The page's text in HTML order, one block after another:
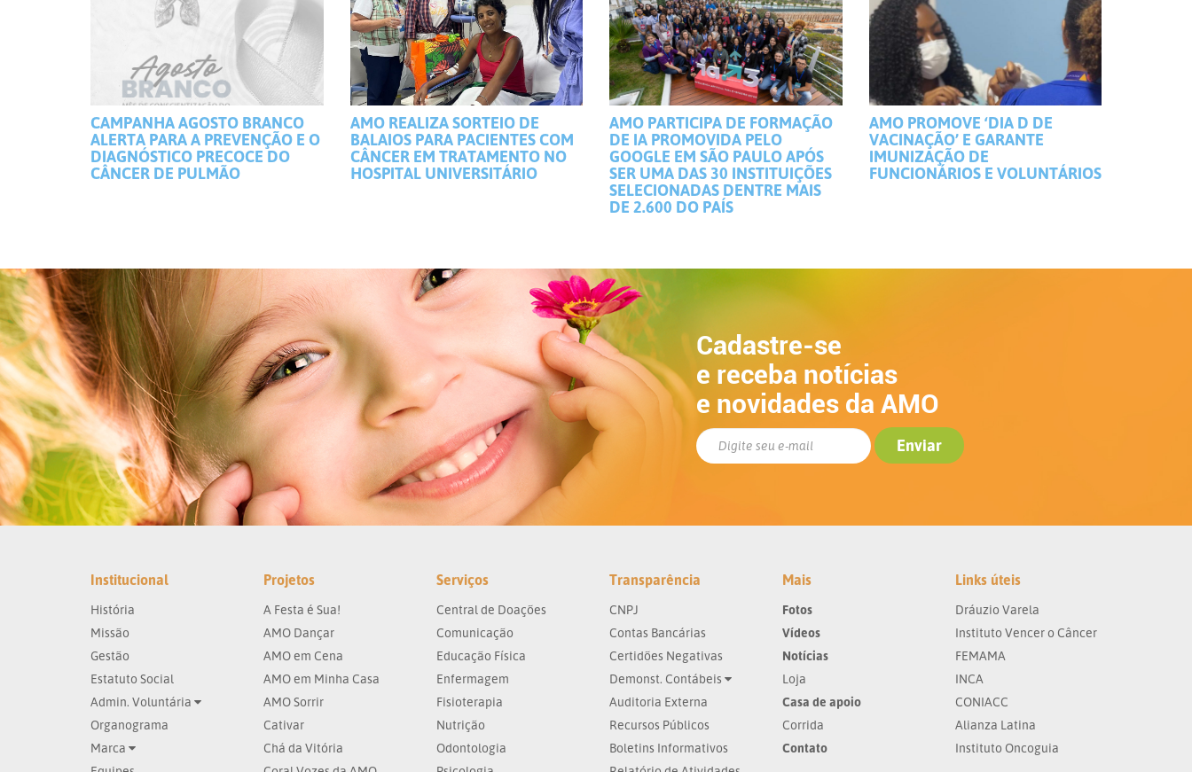
CAMPANHA AGOSTO BRANCO
ALERTA PARA A PREVENÇÃO E O
DIAGNÓSTICO PRECOCE DO
CÂNCER DE PULMÃO
AMO REALIZA SORTEIO DE
BALAIOS PARA PACIENTES COM
CÂNCER EM TRATAMENTO NO
HOSPITAL UNIVERSITÁRIO
AMO PARTICIPA DE FORMAÇÃO
DE IA PROMOVIDA PELO
GOOGLE EM SÃO PAULO APÓS
SER UMA DAS 30 INSTITUIÇÕES
SELECIONADAS DENTRE MAIS
DE 2.600 DO PAÍS
AMO PROMOVE ‘DIA D DE
VACINAÇÃO’ E GARANTE
IMUNIZAÇÃO DE
FUNCIONÁRIOS E VOLUNTÁRIOS
Cadastre-se
e receba notícias
e novidades da AMO
Institucional
História
Missão
Gestão
Estatuto Social
Admin. Voluntária
Organograma
Marca
Projetos
A Festa é Sua!
AMO Dançar
AMO em Cena
AMO em Minha Casa
AMO Sorrir
Cativar
Chá da Vitória
Serviços
Central de Doações
Comunicação
Educação Física
Enfermagem
Fisioterapia
Nutrição
Odontologia
Transparência
CNPJ
Contas Bancárias
Certidões Negativas
Demonst. Contábeis
Auditoria Externa
Recursos Públicos
Boletins Informativos
Mais
Fotos
Vídeos
Notícias
Loja
Casa de apoio
Corrida
Contato
Links úteis
Dráuzio Varela
Instituto Vencer o Câncer
FEMAMA
INCA
CONIACC
Alianza Latina
Instituto Oncoguia